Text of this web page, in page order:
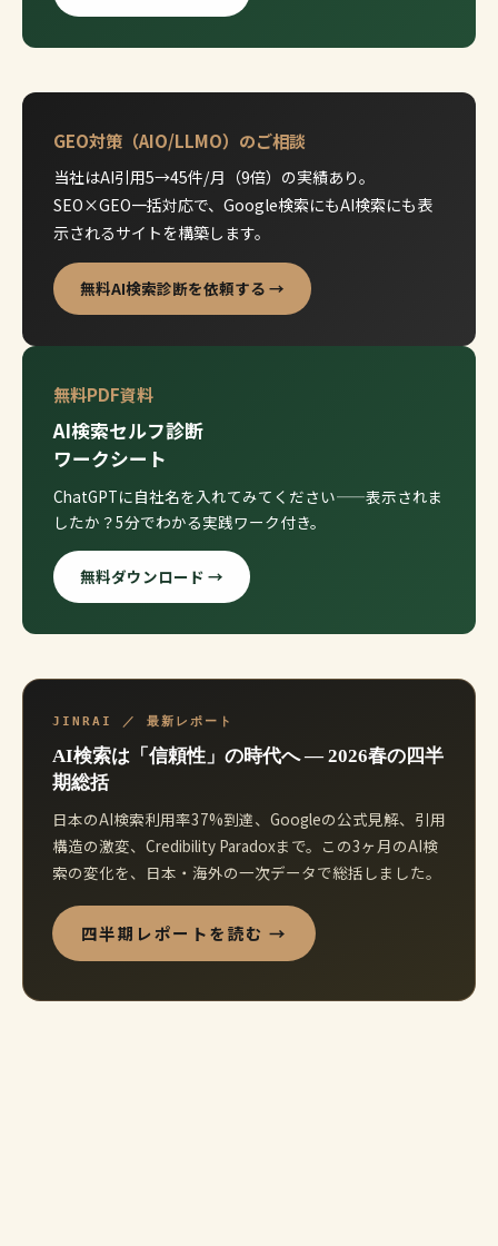
GEO対策（AIO/LLMO）のご相談
当社はAI引用5→45件/月（9倍）の実績あり。
SEO×GEO一括対応で、Google検索にもAI検索にも表
示されるサイトを構築します。
無料AI検索診断を依頼する →
無料PDF資料
AI検索セルフ診断
ワークシート
ChatGPTに自社名を入れてみてください——表示されま
したか？5分でわかる実践ワーク付き。
無料ダウンロード →
JINRAI ／ 最新レポート
AI検索は「信頼性」の時代へ ― 2026春の四半
期総括
日本のAI検索利用率37%到達、Googleの公式見解、引用
構造の激変、Credibility Paradoxまで。この3ヶ月のAI検
索の変化を、日本・海外の一次データで総括しました。
四半期レポートを読む →